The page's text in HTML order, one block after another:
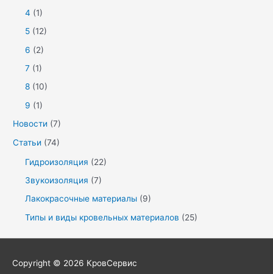
4 (1)
5 (12)
6 (2)
7 (1)
8 (10)
9 (1)
Новости (7)
Статьи (74)
Гидроизоляция (22)
Звукоизоляция (7)
Лакокрасочные материалы (9)
Типы и виды кровельных материалов (25)
Copyright © 2026 КровСервис